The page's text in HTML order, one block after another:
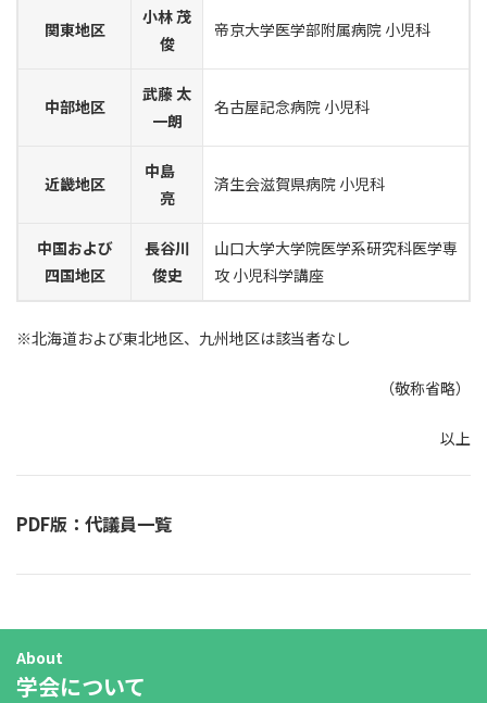
関東地区
小林 茂
俊
帝京大学医学部附属病院 小児科
中部地区
武藤 太
一朗
名古屋記念病院 小児科
近畿地区
中島
亮
済生会滋賀県病院 小児科
中国および
四国地区
長谷川
俊史
山口大学大学院医学系研究科医学専
攻 小児科学講座
※北海道および東北地区、九州地区は該当者なし
（敬称省略）
以上
PDF版：代議員一覧
About
学会について